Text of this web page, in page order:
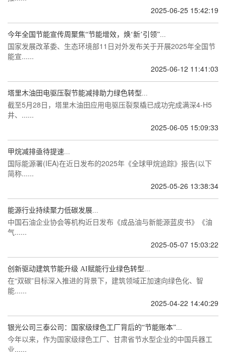
2025-06-25 15:42:19
今年全国节能宣传周聚焦“节能增效，焕‘新’引领”...
国家发展改革委、生态环境部11日对外发布关于开展2025年全国节
能宣......
2025-06-12 11:41:03
塔里木油田电驱压裂节能减排助力绿色转型...
截至5月28日，塔里木油田应用电驱压裂泵橇已成功完成满深4-H5
井、......
2025-06-05 15:09:33
甲烷减排亟待提速...
国际能源署(IEA)在近日发布的2025年《全球甲烷追踪》报告(以下
简称......
2025-05-26 13:38:34
能源行业持续聚力低碳发展...
中国石油企业协会等机构近日发布《成品油与新能源蓝皮书》《油
气......
2025-05-07 15:03:22
创新驱动建筑节能升级 AI赋能行业绿色转型...
在“双碳”目标深入推进的背景下，建筑领域正加速向绿色化、智
能......
2025-04-22 14:40:29
银光公司三泰公司：国家级绿色工厂背后的“节能账本”...
今年以来，作为国家级绿色工厂、甘肃省节水型企业的中国兵器工
业......